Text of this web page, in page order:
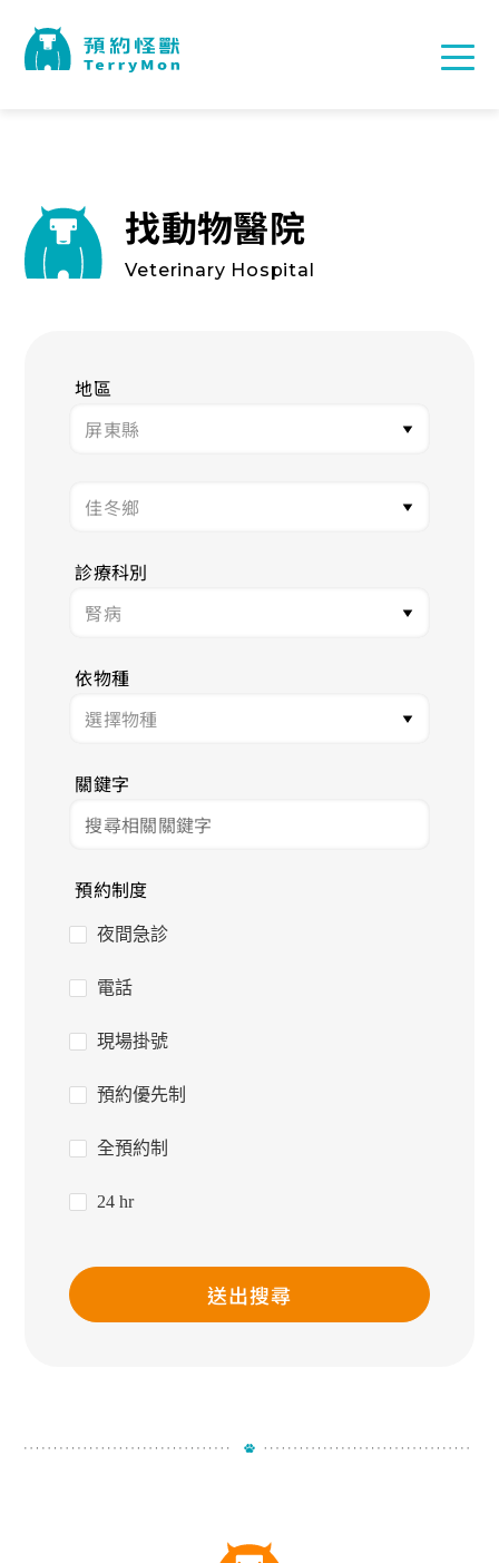
找動物醫院
Veterinary Hospital
地區
診療科別
依物種
關鍵字
預約制度
夜間急診
電話
現場掛號
預約優先制
全預約制
24 hr
送出搜尋